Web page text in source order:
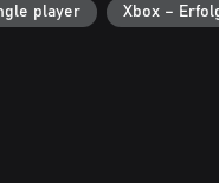
player Xbox –